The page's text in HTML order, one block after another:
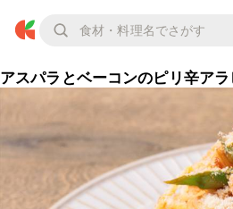
アスパラとベーコンのピリ辛アラ